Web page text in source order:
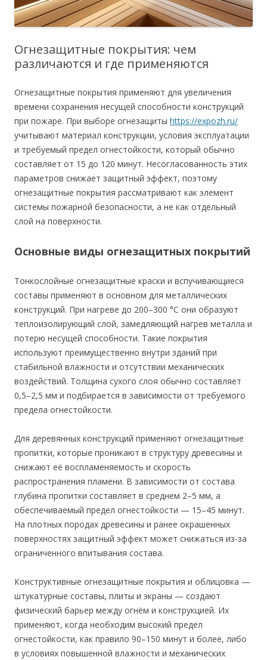
Огнезащитные покрытия: чем
различаются и где применяются
Огнезащитные покрытия применяют для увеличения
времени сохранения несущей способности конструкций
при пожаре. При выборе огнезащиты https://expozh.ru/
учитывают материал конструкции, условия эксплуатации
и требуемый предел огнестойкости, который обычно
составляет от 15 до 120 минут. Несогласованность этих
параметров снижает защитный эффект, поэтому
огнезащитные покрытия рассматривают как элемент
системы пожарной безопасности, а не как отдельный
слой на поверхности.
Основные виды огнезащитных покрытий
Тонкослойные огнезащитные краски и вспучивающиеся
составы применяют в основном для металлических
конструкций. При нагреве до 200–300 °C они образуют
теплоизолирующий слой, замедляющий нагрев металла и
потерю несущей способности. Такие покрытия
используют преимущественно внутри зданий при
стабильной влажности и отсутствии механических
воздействий. Толщина сухого слоя обычно составляет
0,5–2,5 мм и подбирается в зависимости от требуемого
предела огнестойкости.
Для деревянных конструкций применяют огнезащитные
пропитки, которые проникают в структуру древесины и
снижают её воспламеняемость и скорость
распространения пламени. В зависимости от состава
глубина пропитки составляет в среднем 2–5 мм, а
обеспечиваемый предел огнестойкости — 15–45 минут.
На плотных породах древесины и ранее окрашенных
поверхностях защитный эффект может снижаться из-за
ограниченного впитывания состава.
Конструктивные огнезащитные покрытия и облицовка —
штукатурные составы, плиты и экраны — создают
физический барьер между огнём и конструкцией. Их
применяют, когда необходим высокий предел
огнестойкости, как правило 90–150 минут и более, либо
в условиях повышенной влажности и механических